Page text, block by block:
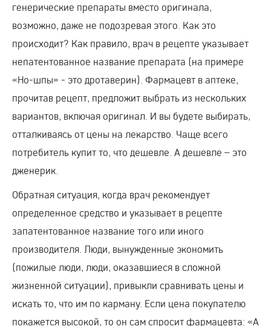
генерические препараты вместо оригинала,
возможно, даже не подозревая этого. Как это
происходит? Как правило, врач в рецепте указывает
непатентованное название препарата (на примере
«Но-шпы» - это дротаверин). Фармацевт в аптеке,
прочитав рецепт, предложит выбрать из нескольких
вариантов, включая оригинал. И вы будете выбирать,
отталкиваясь от цены на лекарство. Чаще всего
потребитель купит то, что дешевле. А дешевле – это
дженерик.
Обратная ситуация, когда врач рекомендует
определенное средство и указывает в рецепте
запатентованное название того или иного
производителя. Люди, вынужденные экономить
(пожилые люди, люди, оказавшиеся в сложной
жизненной ситуации), привыкли сравнивать цены и
искать то, что им по карману. Если цена покупателю
покажется высокой, то он сам спросит фармацевта: «А